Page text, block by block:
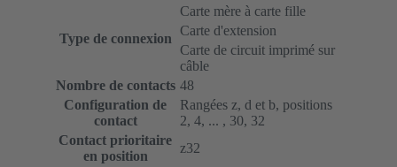
Type de connexion
Carte mère à carte fille
Carte d'extension
Carte de circuit imprimé sur
câble
Nombre de contacts 48
Configuration de
contact
Rangées z, d et b, positions
2, 4, ... , 30, 32
Contact prioritaire
en position
z32